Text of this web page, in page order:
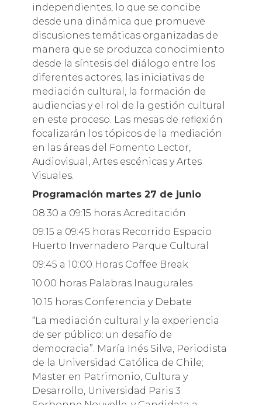
independientes, lo que se concibe
desde una dinámica que promueve
discusiones temáticas organizadas de
manera que se produzca conocimiento
desde la síntesis del diálogo entre los
diferentes actores, las iniciativas de
mediación cultural, la formación de
audiencias y el rol de la gestión cultural
en este proceso. Las mesas de reflexión
focalizarán los tópicos de la mediación
en las áreas del Fomento Lector,
Audiovisual, Artes escénicas y Artes
Visuales.
Programación martes 27 de junio
08:30 a 09:15 horas Acreditación
09:15 a 09:45 horas Recorrido Espacio
Huerto Invernadero Parque Cultural
09:45 a 10:00 Horas Coffee Break
10:00 horas Palabras Inaugurales
10:15 horas Conferencia y Debate
“La mediación cultural y la experiencia
de ser público: un desafío de
democracia”. María Inés Silva, Periodista
de la Universidad Católica de Chile;
Master en Patrimonio, Cultura y
Desarrollo, Universidad Paris 3